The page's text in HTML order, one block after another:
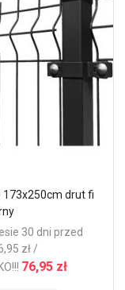
173x250cm drut fi
30 dni przed
zł /
76,95 zł